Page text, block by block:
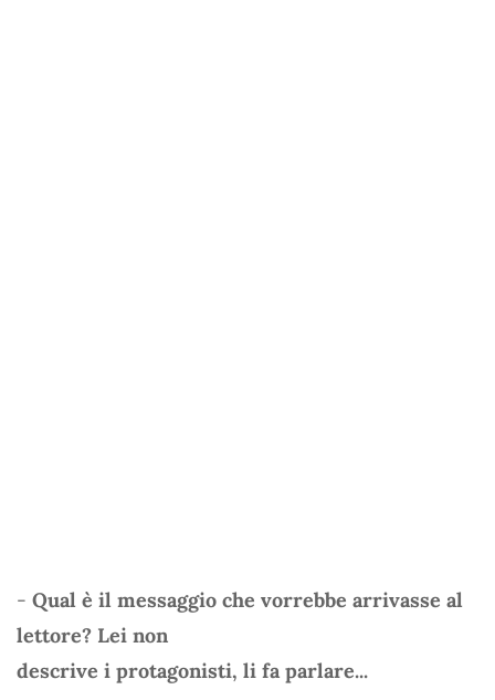
- Qual è il messaggio che vorrebbe arrivasse al
lettore? Lei non
descrive i protagonisti, li fa parlare...